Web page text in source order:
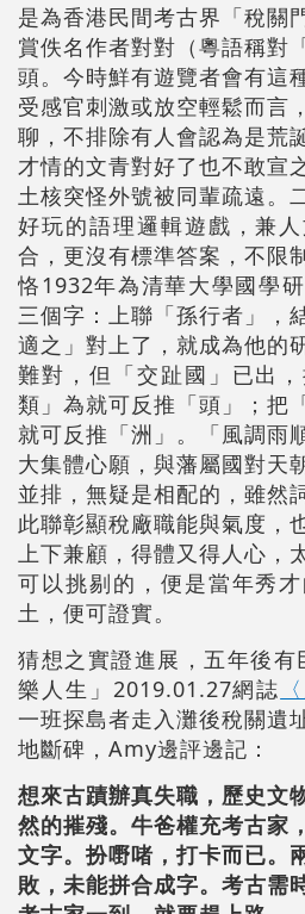
是為香港民間考古界「稅關
賞佚名作者對對（粵語稱對
頭。今時鮮有遊覽者會有這
受感官刺激或放空輕鬆而言
聊，不排除有人會認為是荒
才情的文青對好了也不敢宣
土核突怪外號被同輩疏遠。
好玩的語理邏輯遊戲，兼
合，更沒有標準答案，不限
恪1932年為清華大學國學
三個字：上聯「孫行者」，
適之」對上了，就成為他的
難對，但「交趾國」已出
類」為就可反推「頭」；把
就可反推「洲」。「風調雨
大集體心願，與藩屬國對天
並排，無疑是相配的，雖然
此聯彰顯稅廠職能與氣度，
上下兼顧，得體又得人心，
可以挑剔的，便是當年秀
土，便可證實。
猜想之實證進展，五年後
樂人生」2019.01.27網誌
一班探島者走入灘後稅關遺
地斷碑，Amy邊評邊記：
想來古蹟辦真失職，歷史文
然的摧殘。牛爸權充考古家
文字。扮嘢啫，打卡而已。
敗，未能拼合成字。考古需